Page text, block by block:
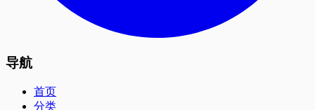
导航
首页
分类